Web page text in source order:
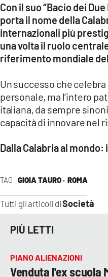
TAG GIOIA TAURO · ROMA
Tutti gli articoli diSocietà
Con il suo “Bacio dei
porta il nome della
internazionali più
una volta il ruolo
riferimento mondiale
Un successo che
personale, ma l’intero
italiana, da sempre
capacità di innovare nel
Dalla Calabria al
PIÙ LETTI
PIANO ALIENAZIONI
Venduta l'ex scuola